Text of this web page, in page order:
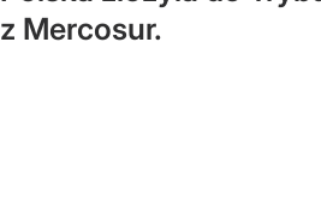
z Mercosur.